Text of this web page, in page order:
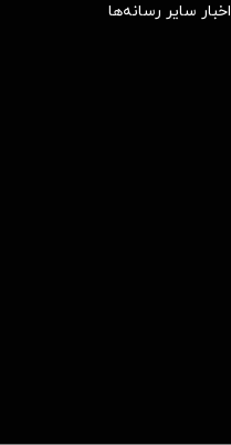
اخبار سایر رسانه‌‌ها